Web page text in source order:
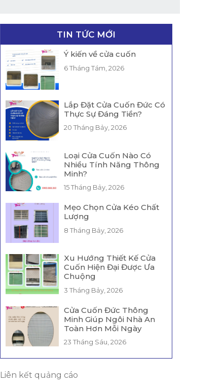
TIN TỨC MỚI
Ý kiến về cửa cuốn
6 Tháng Tám, 2026
Lắp Đặt Cửa Cuốn Đức Có
Thực Sự Đáng Tiền?
20 Tháng Bảy, 2026
Loại Cửa Cuốn Nào Có
Nhiều Tính Năng Thông
Minh?
15 Tháng Bảy, 2026
Mẹo Chọn Cửa Kéo Chất
Lượng
8 Tháng Bảy, 2026
Xu Hướng Thiết Kế Cửa
Cuốn Hiện Đại Được Ưa
Chuộng
3 Tháng Bảy, 2026
Cửa Cuốn Đức Thông
Minh Giúp Ngôi Nhà An
Toàn Hơn Mỗi Ngày
23 Tháng Sáu, 2026
Liên kết quảng cáo